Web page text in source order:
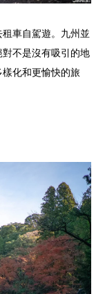
車自駕遊。九州並
不是沒有吸引的地
化和更愉快的旅